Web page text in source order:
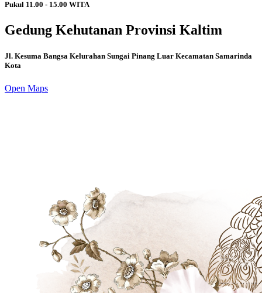
Pukul 11.00 - 15.00 WITA
Gedung Kehutanan Provinsi Kaltim
Jl. Kesuma Bangsa Kelurahan Sungai Pinang Luar Kecamatan Samarinda
Kota
Open Maps